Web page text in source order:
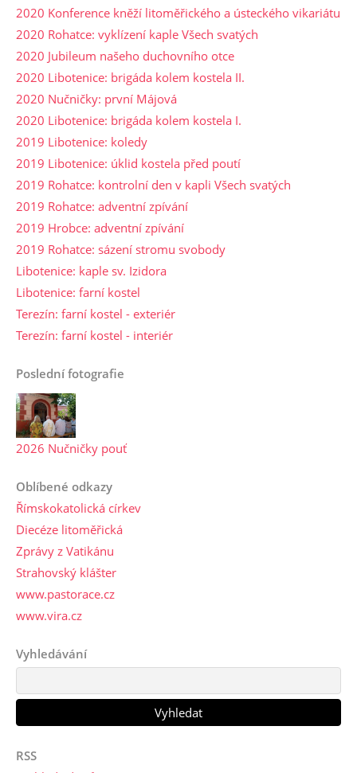
2020 Konference kněží litoměřického a ústeckého vikariátu
2020 Rohatce: vyklízení kaple Všech svatých
2020 Jubileum našeho duchovního otce
2020 Libotenice: brigáda kolem kostela II.
2020 Nučničky: první Májová
2020 Libotenice: brigáda kolem kostela I.
2019 Libotenice: koledy
2019 Libotenice: úklid kostela před poutí
2019 Rohatce: kontrolní den v kapli Všech svatých
2019 Rohatce: adventní zpívání
2019 Hrobce: adventní zpívání
2019 Rohatce: sázení stromu svobody
Libotenice: kaple sv. Izidora
Libotenice: farní kostel
Terezín: farní kostel - exteriér
Terezín: farní kostel - interiér
Poslední fotografie
2026 Nučničky pouť
Oblíbené odkazy
Římskokatolická církev
Diecéze litoměřická
Zprávy z Vatikánu
Strahovský klášter
www.pastorace.cz
www.vira.cz
Vyhledávání
RSS